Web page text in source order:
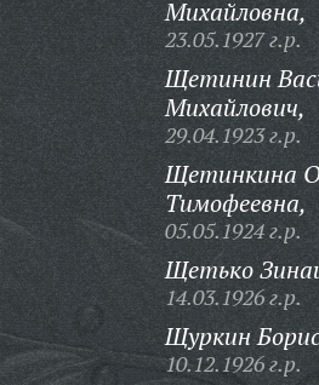
Михайловна,
23.05.1927 г.р.
Щетинин
Михайлович,
29.04.1923 г.р.
Щетинкина
Тимофеевна,
05.05.1924 г.р.
Щетько
14.03.1926 г.р.
Щуркин
10.12.1926 г.р.